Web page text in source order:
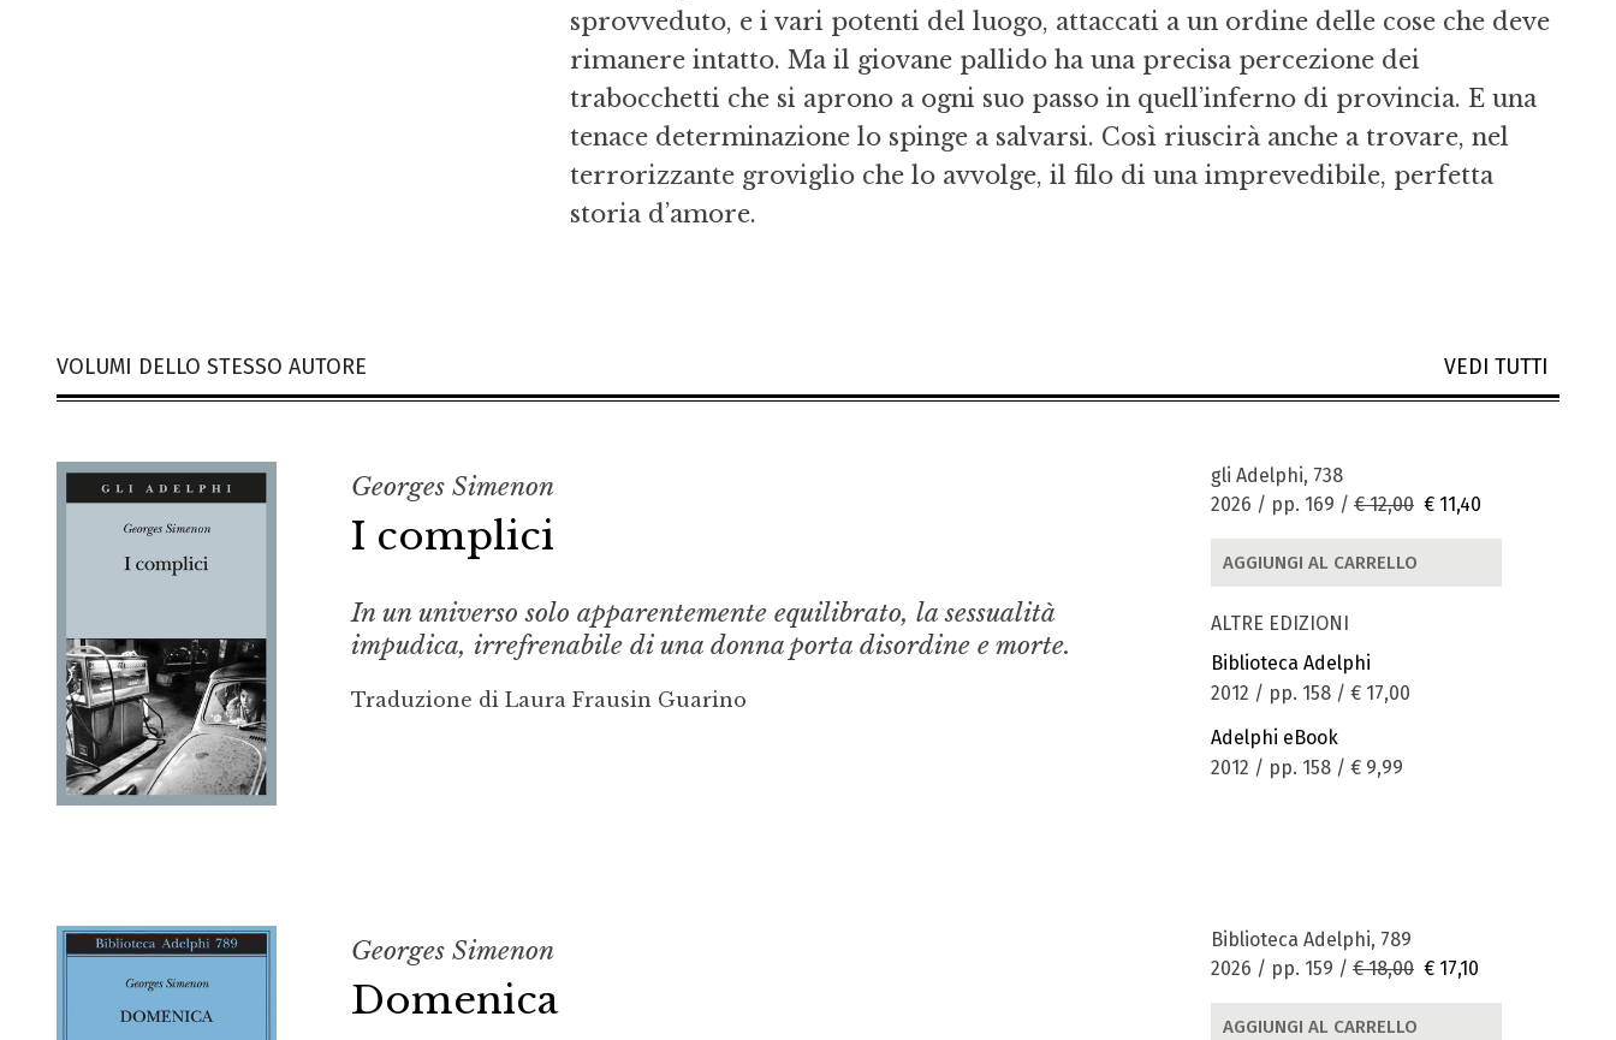
sprovveduto, e i vari potenti del luogo, attaccati a un ordine delle cose che deve
rimanere intatto. Ma il giovane pallido ha una precisa percezione dei
trabocchetti che si aprono a ogni suo passo in quell’inferno di provincia. E una
tenace determinazione lo spinge a salvarsi. Così riuscirà anche a trovare, nel
terrorizzante groviglio che lo avvolge, il filo di una imprevedibile, perfetta
storia d’amore.
VOLUMI DELLO STESSO AUTORE VEDI TUTTI
Georges Simenon
I complici
In un universo solo apparentemente equilibrato, la sessualità
impudica, irrefrenabile di una donna porta disordine e morte.
Traduzione di Laura Frausin Guarino
gli Adelphi, 738
2026 / pp. 169 / € 12,00 € 11,40
AGGIUNGI AL CARRELLO
ALTRE EDIZIONI
Biblioteca Adelphi
2012 / pp. 158 / € 17,00
Adelphi eBook
2012 / pp. 158 / € 9,99
Georges Simenon
Domenica
Biblioteca Adelphi, 789
2026 / pp. 159 / € 18,00 € 17,10
AGGIUNGI AL CARRELLO